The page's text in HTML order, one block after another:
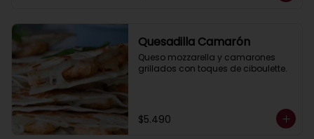
Quesadilla Camarón
Queso mozzarella y camarones
grillados con toques de ciboulette.
$5.490